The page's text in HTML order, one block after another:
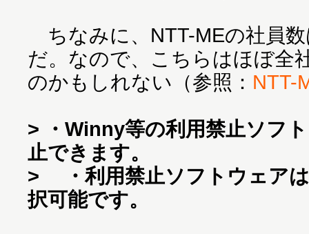
ちなみに、NTT-MEの社員
だ。なので、こちらはほぼ全
のかもしれない（参照： NTT-
> ・Winny等の利用禁止ソフ
止できます。
> ・利用禁止ソフトウェアは
択可能です。